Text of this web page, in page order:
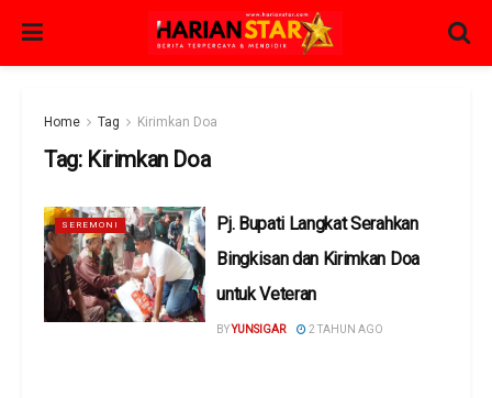
Home Tag Kirimkan Doa
Tag: Kirimkan Doa
SEREMONI
Pj. Bupati Langkat Serahkan
Bingkisan dan Kirimkan Doa
untuk Veteran
BYYUNSIGAR 2 TAHUN AGO